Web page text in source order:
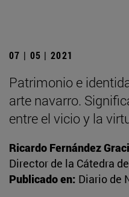
07 | 05 | 2021
Patrimonio e
arte navarro.
entre el vicio y la
Ricardo Fernández
Director de la Cátedra
Publicado en: Diario de